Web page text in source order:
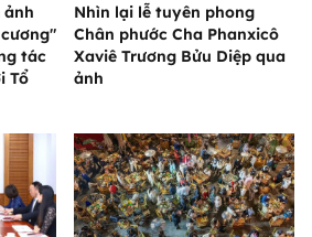
ảnh
tác
Tổ
Nhìn lại lễ tuyên phong
Chân phước Cha Phanxicô
Xaviê Trương Bửu Diệp qua
ảnh